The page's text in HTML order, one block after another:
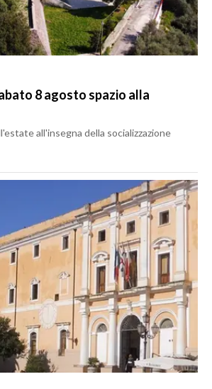
8 agosto spazio alla
all'insegna della socializzazione